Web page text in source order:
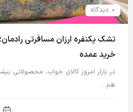
0 دیدگاه
تشک یکنفره ارزان مسافرتی
خرید عمده
در بازار امروز کالای خواب، محصولاتی
هم…